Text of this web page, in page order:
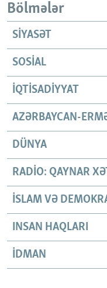
Bölmələr
SIYASƏT
SOSIAL
İQTISADIYYAT
AZƏRBAYCAN-
DÜNYA
RADIO: QAYNAR
İSLAM VƏ
INSAN HAQLARI
İDMAN